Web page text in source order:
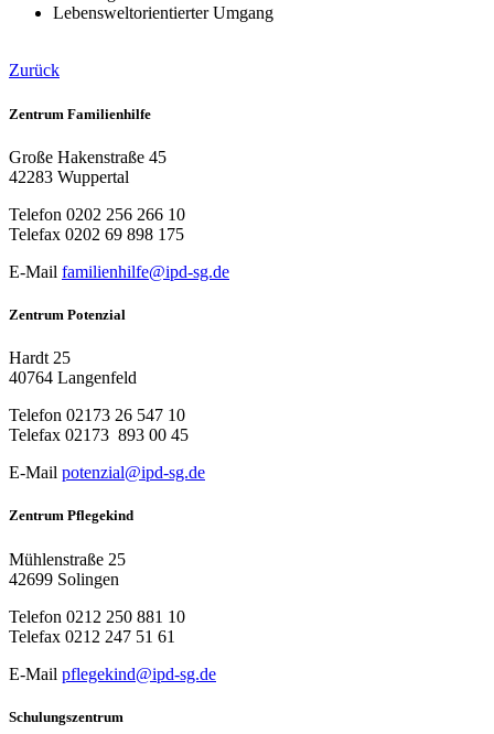
Lebensweltorientierter Umgang
Zurück
Zentrum Familienhilfe
Große Hakenstraße 45
42283 Wuppertal
Telefon 0202 256 266 10
Telefax 0202 69 898 175
E-Mail familienhilfe@ipd-sg.de
Zentrum Potenzial
Hardt 25
40764 Langenfeld
Telefon 02173 26 547 10
Telefax 02173 893 00 45
E-Mail potenzial@ipd-sg.de
Zentrum Pflegekind
Mühlenstraße 25
42699 Solingen
Telefon 0212 250 881 10
Telefax 0212 247 51 61
E-Mail pflegekind@ipd-sg.de
Schulungszentrum